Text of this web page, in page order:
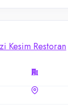
Kesim Restoran